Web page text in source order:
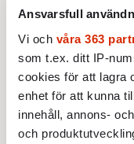
Ansvarsfull
Vi och våra 363
som t.ex. ditt IP-
cookies för att lagra
enhet för att kunna
innehåll, annons-
och
2.Sakine Madon:
vänstern för
3.Frans
franska
STICKET
4.Dan Korn: